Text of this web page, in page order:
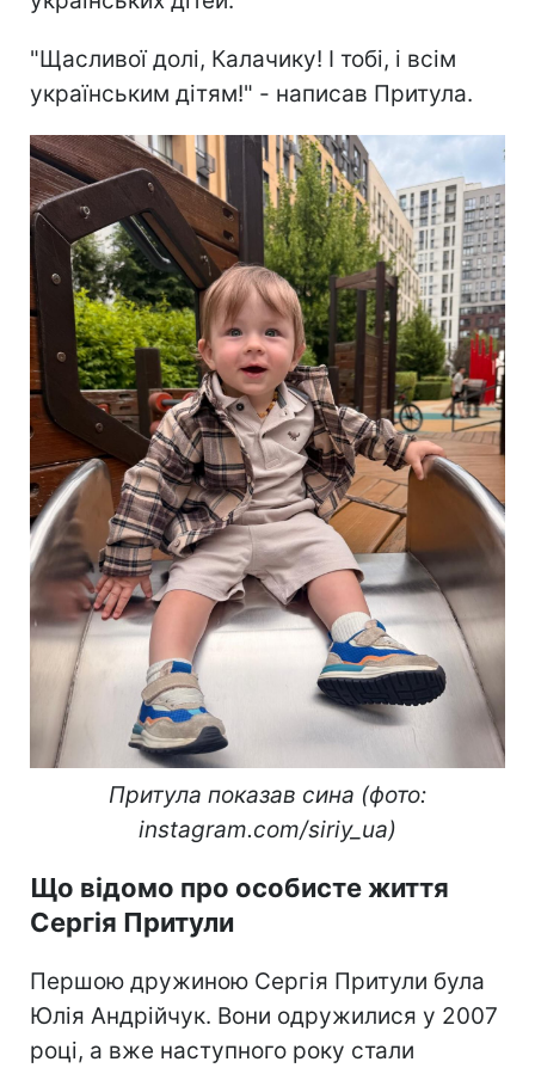
"Щасливої долі, Калачику! І тобі, і всім
українським дітям!" - написав Притула.
Притула показав сина (фото:
instagram.com/siriy_ua)
Що відомо про особисте життя
Сергія Притули
Першою дружиною Сергія Притули була
Юлія Андрійчук. Вони одружилися у 2007
році, а вже наступного року стали